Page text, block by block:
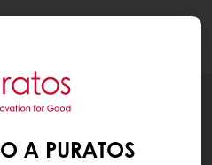
A PURATOS